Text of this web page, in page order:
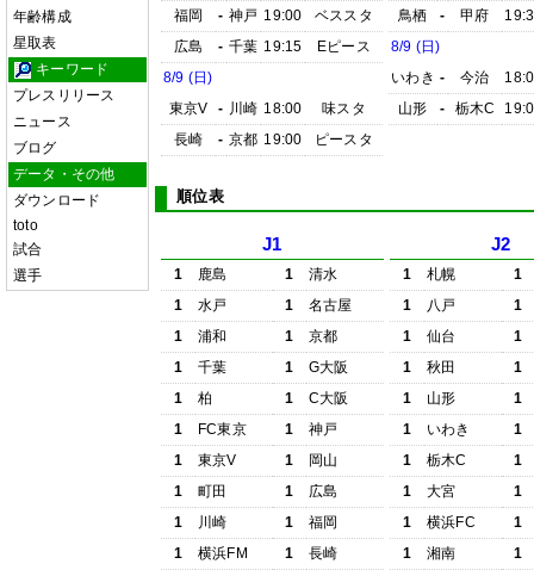
年齢構成
星取表
キーワード
プレスリリース
ニュース
ブログ
データ・その他
ダウンロード
toto
試合
選手
福岡
- 神戸 19:00
ベススタ
広島
- 千葉 19:15
Eピース
8/9 (日)
東京V
- 川崎 18:00
味スタ
長崎
- 京都 19:00 ピースタ
鳥栖
- 甲府
8/9 (日)
いわき - 今治
山形
- 栃木C
順位表
J1
1 鹿島 1
清水
1
水戸 1
名古屋
1
浦和 1
京都
1
千葉 1
G大阪
1
柏 1
C大阪
1
FC東京 1
神戸
1
東京V 1
岡山
1
町田 1
広島
1
川崎 1
福岡
1
横浜FM 1 長崎
J2
1 札幌
1
1
八戸
1
1
仙台
1
1
秋田
1
1
山形
1
1
いわき
1
1
栃木C
1
1
大宮
1
1
横浜FC
1
1
湘南 1